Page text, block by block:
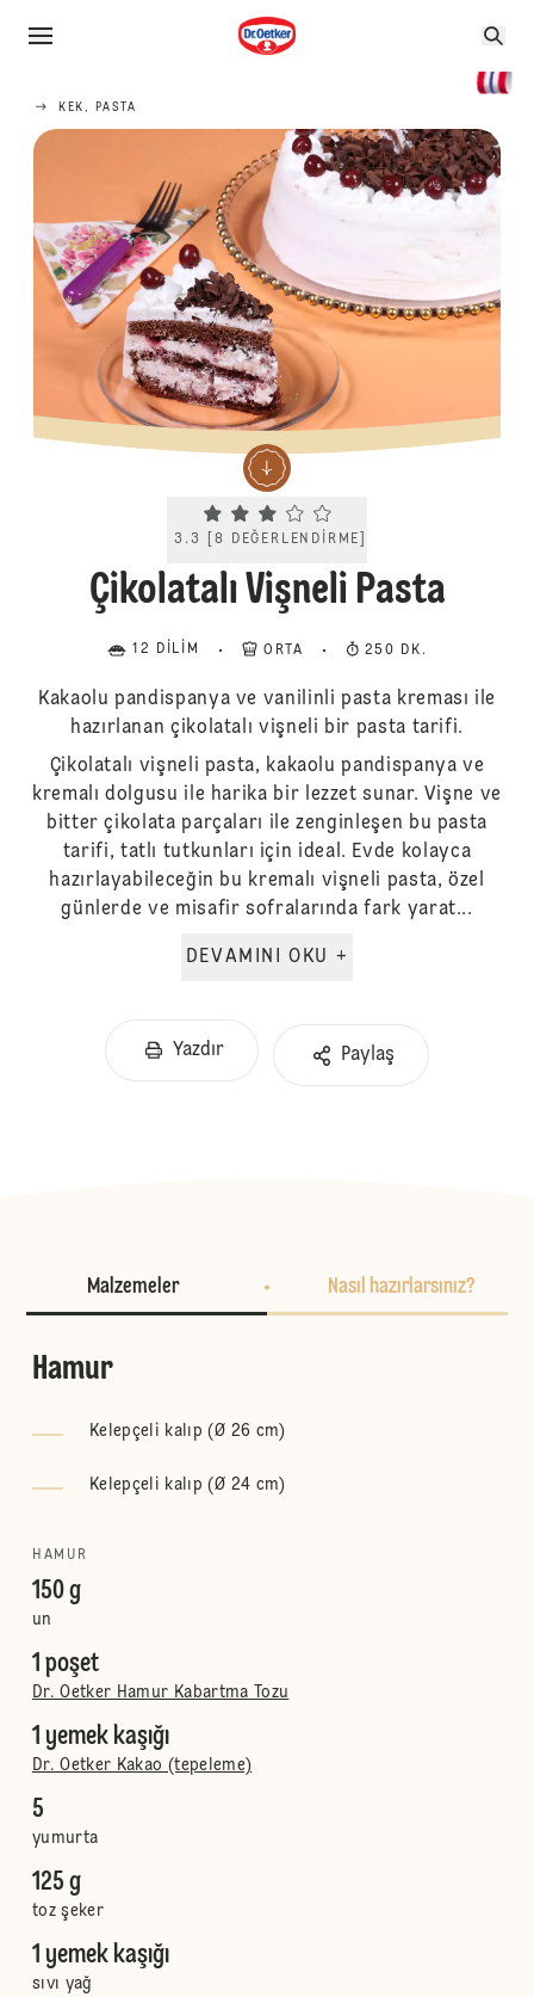
KEK, PASTA
Current rating 3.3. Click to rate.
3.3 [8 DEĞERLENDIRME
Çikolatalı Vişneli Pasta
12 DILIM ORTA 250 DK.
Kakaolu pandispanya ve vanilinli pasta kreması ile
hazırlanan çikolatalı vişneli bir pasta tarifi.
Çikolatalı vişneli pasta, kakaolu pandispanya ve
kremalı dolgusu ile harika bir lezzet sunar. Vişne ve
bitter çikolata parçaları ile zenginleşen bu pasta
tarifi, tatlı tutkunları için ideal. Evde kolayca
hazırlayabileceğin bu kremalı vişneli pasta, özel
günlerde ve misafir sofralarında fark yarat...
DEVAMINI OKU +
Yazdır Paylaş
Malzemeler Nasıl hazırlarsınız?
Hamur
Kelepçeli kalıp (Ø 26 cm)
Kelepçeli kalıp (Ø 24 cm)
HAMUR
150 g
un
1 poşet
Dr. Oetker Hamur Kabartma Tozu
1 yemek kaşığı
Dr. Oetker Kakao (tepeleme)
5
yumurta
125 g
toz şeker
1 yemek kaşığı
sıvı yağ